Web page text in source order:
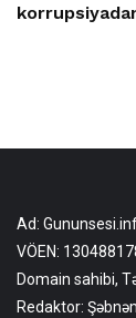
Ad:
VÖEN:
Domain sahibi,
Redaktor: